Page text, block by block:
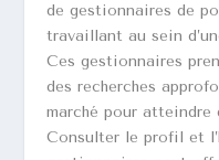
de gestionnaires de
travaillant au sein
Ces gestionnaires
des recherches
marché pour
Consulter le profil et